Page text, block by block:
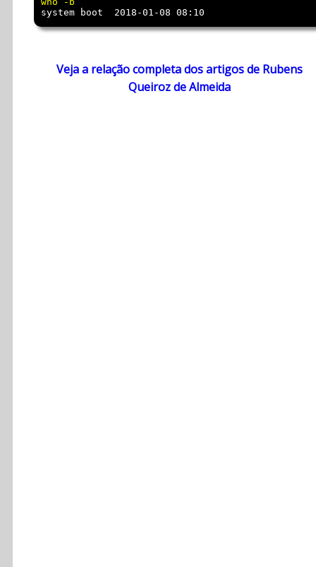
system boot  2018-01-08 08:10
Veja a relação completa dos artigos de Rubens
Queiroz de Almeida